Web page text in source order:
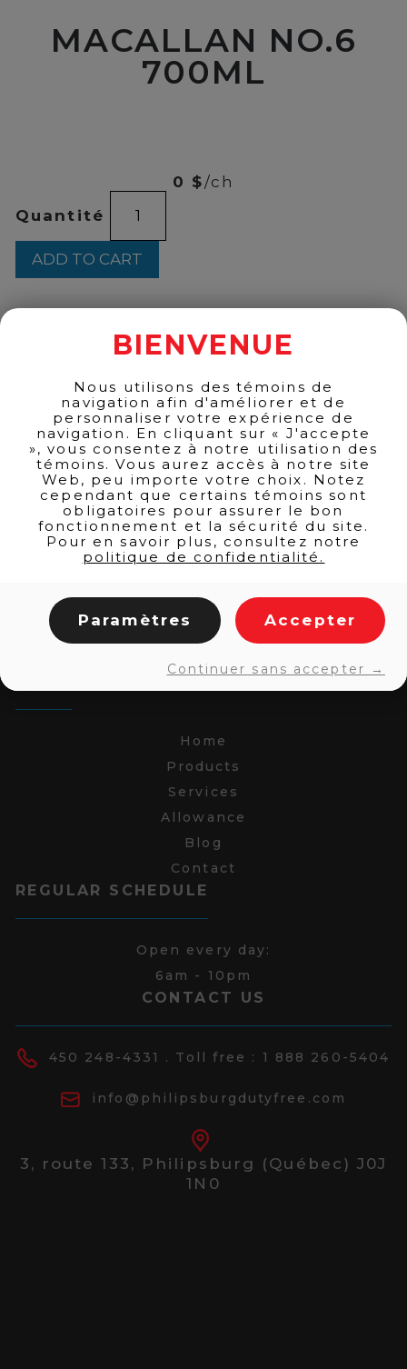
MACALLAN NO.6
700ML
0 $ /ch
Quantité
MACALLAN
NO.6
quantity
ADD TO CART
BACK TO PRODUCTS
Home
Products
Services
Allowance
Blog
Contact
REGULAR SCHEDULE
Open every day:
6am - 10pm
CONTACT US
450 248-4331 . Toll free : 1 888 260-5404
info@philipsburgdutyfree.com
3, route 133, Philipsburg (Québec) J0J
1N0
BIENVENUE
Nous utilisons des témoins de
navigation afin d'améliorer et de
personnaliser votre expérience de
navigation. En cliquant sur « J'accepte
», vous consentez à notre utilisation des
témoins. Vous aurez accès à notre site
Web, peu importe votre choix. Notez
cependant que certains témoins sont
obligatoires pour assurer le bon
fonctionnement et la sécurité du site.
Pour en savoir plus, consultez notre
politique de confidentialité.
Paramètres Accepter
Continuer sans accepter →